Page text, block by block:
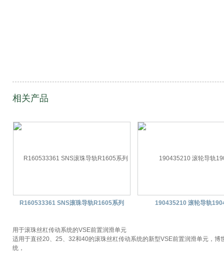
相关产品
R160533361 SNS滚珠导轨R1605系列 190435210 滚轮导轨
用于滚珠丝杠传动系统的VSE前置润滑单元
适用于直径20、25、32和40的滚珠丝杠传动系统的新型VSE前置润滑单元，
统，